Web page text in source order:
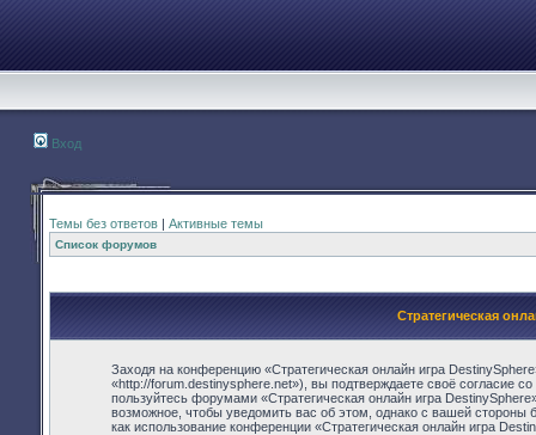
Вход
Темы без ответов | Активные темы
Список форумов
Стратегическая
Заходя на конференцию «Стратегическая онлайн игра
«http://forum.destinysphere.net»), вы подтверждаете своё согласие
пользуйтесь форумами «Стратегическая онлайн игра
возможное, чтобы уведомить вас об этом, однако с вашей стороны
как использование конференции «Стратегическая онлайн игра